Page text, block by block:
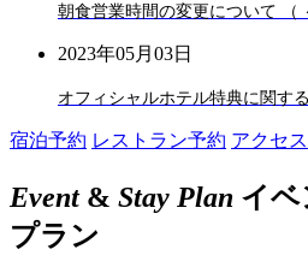
朝食営業時間の変更について （
2023年05月03日
オフィシャルホテル特典に関す
宿泊予約 レストラン予約 アクセス
Event& Stay Plan イベ
プラン